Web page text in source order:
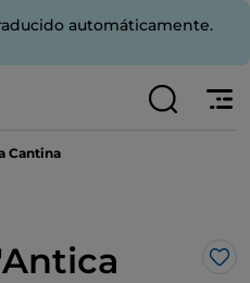
automáticamente.
Cantina
Me